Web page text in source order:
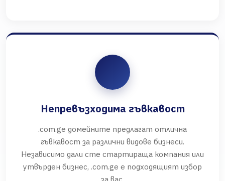
Непревъзходима гъвкавост
.com.ge домейните предлагат отлична
гъвкавост за различни видове бизнеси.
Независимо дали сте стартираща компания или
утвърден бизнес, .com.ge е подходящият избор